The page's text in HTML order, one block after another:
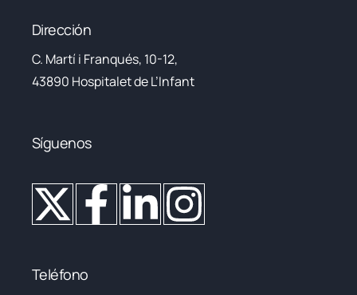
Dirección
C. Martí i Franqués, 10-12,
43890 Hospitalet de L’Infant
Síguenos
Teléfono